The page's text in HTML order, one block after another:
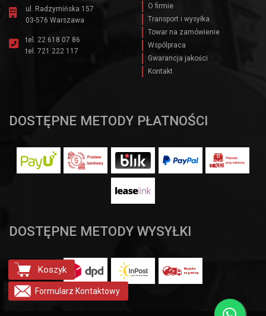
ul. Radzymińska 157
03-576 Warszawa
tel. 22 618 07 86
tel. 721 222 117
O firmie
Transport i wysyłka
Towar na zamówienie
Wspólpraca
Gwarancja jakości
Kontakt
DOSTĘPNE METODY PŁATNOŚCI
DOSTĘPNE METODY WYSYŁKI
Formularz Kontaktowy
Koszyk